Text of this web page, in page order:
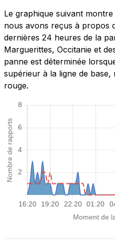
Le graphique suivant
nous avons reçus à propos
dernières 24 heures de la
Marguerittes, Occitanie et
panne est déterminée
supérieur à la ligne de
rouge.